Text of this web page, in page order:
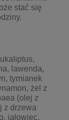
stać się
lawenda,
tymianek
żel z
(olej z
z drzewa
jałowiec,